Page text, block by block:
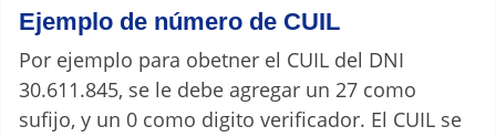
Ejemplo de número de CUIL
Por ejemplo para obetner el CUIL del DNI
30.611.845, se le debe agregar un 27 como
sufijo, y un 0 como digito verificador. El CUIL se